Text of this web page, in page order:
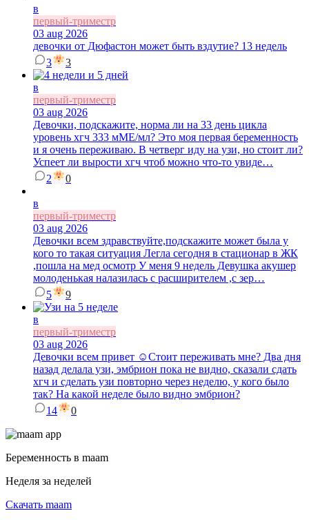
в
первый-триместр
03 aug 2026
девочки от Дюфастон может быть вздутие? 13 недель
3
3
в
первый-триместр
03 aug 2026
Девочки, подскажите, норма ли на 33 день цикла
уровень хгч 333 мМЕ/мл? Это моя первая беременность
и я очень переживаю. В четверг иду на узи, но стоит ли?
Успеет ли вырости хгч чтоб можно что-то увиде…
2
0
в
первый-триместр
03 aug 2026
Девочки всем здравствуйте,подскажите может была у
кого то такая ситуация Легла сегодня в стационар в ЖК
,пошла на мед осмотр У меня 9 недель Девушка акушер
молоденькая налазилась с расширителем ,с зер…
5
9
в
первый-триместр
03 aug 2026
Девочки всем привет ☺️Стоит переживать мне? Два дня
назад делала узи, эмбрион пока не видно, сказали сдать
хгч и сделать узи повторно через неделю, у кого было
так? На какой неделе было видно эмбрион?
14
0
Беременность в maam
Неделя за неделей
Скачать maam